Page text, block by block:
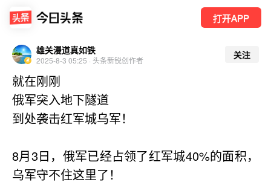
打开APP
雄关漫道真如铁
2025-8-3 05:25 · 头条新锐创作者 关注
就在刚刚
俄军突入地下隧道
到处袭击红军城乌军！
8月3日，俄军已经占领了红军城40%的面积，
乌军守不住这里了！